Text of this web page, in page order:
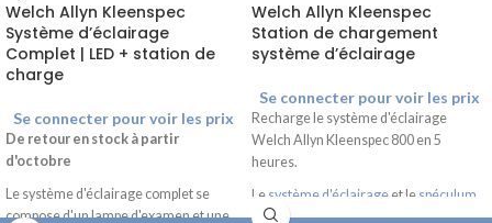
Welch Allyn Kleenspec
Système d’éclairage
Complet | LED + station de
charge
Se connecter pour voir les prix
De retour en stock à partir
d'octobre
Le système d'éclairage complet se
compose d'un lampe d'examen et une
Welch Allyn Kleenspec
Station de chargement
système d’éclairage
Se connecter pour voir les prix
Recharge le système d'éclairage
Welch Allyn Kleenspec 800 en 5
heures.
Le système d'éclairage et le spéculum
qui l'accompagnent sont disponibles